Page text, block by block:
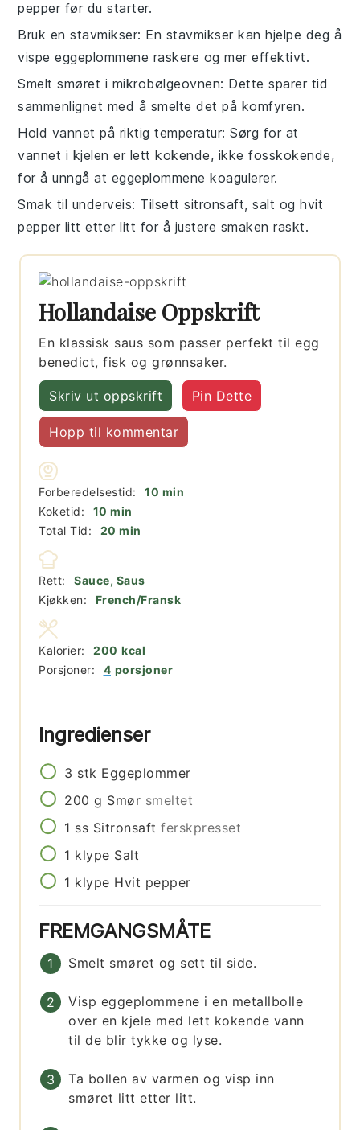
pepper før du starter.
Bruk en stavmikser: En stavmikser kan hjelpe deg å
vispeeggeplommene raskere og mer effektivt.
Smelt smøret i mikrobølgeovnen: Dette sparer tid
sammenlignet med å smelte det på komfyren.
Hold vannet på riktig temperatur: Sørg for at
vannet i kjelen er lett kokende, ikke fosskokende,
for å unngå at eggeplommene koagulerer.
Smak til underveis: Tilsettsitronsaft,salt oghvit
pepper litt etter litt for å justere smaken raskt.
Hollandaise Oppskrift
En klassisk saus som passer perfekt til egg
benedict, fisk og grønnsaker.
Skriv ut oppskrift Pin Dette
Hopp til kommentar
Forberedelsestid: 10 minutter
min
Koketid:
10 minutter
min
Total Tid:
20 minutter
min
Rett:
Sauce, Saus
Kjøkken:
French/Fransk
Porsjoner: 4 porsjoner
Kalorier: 200 kcal
Ingredienser
3 stk Eggeplommer
200 g Smør smeltet
1 ss Sitronsaft ferskpresset
1 klype Salt
1 klype Hvit pepper
FREMGANGSMÅTE
Smelt smøret og sett til side.
Visp eggeplommene i en metallbolle
over en kjele med lett kokende vann
til de blir tykke og lyse.
Ta bollen av varmen og visp inn
smøret litt etter litt.